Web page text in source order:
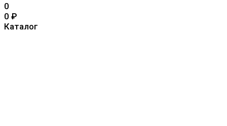
0
0 ₽
Каталог